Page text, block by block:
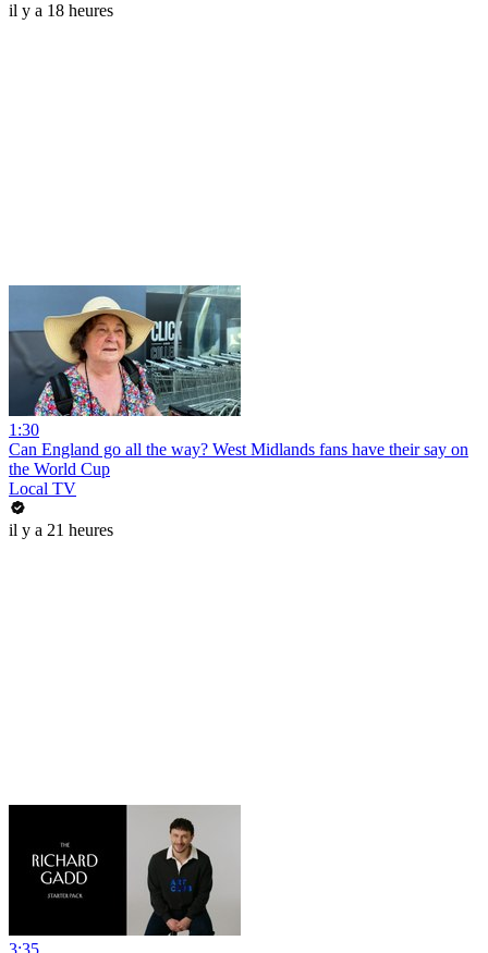
il y a 18 heures
1:30
Can England go all the way? West Midlands fans have their say on
the World Cup
Local TV
il y a 21 heures